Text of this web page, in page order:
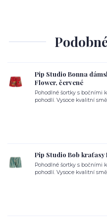
Pip Studio Bonna
Flower, červené
Pohodlné šortky s bočními
pohodlí. Vysoce kvalitní
Pip Studio Bob kraťasy
Pohodlné šortky s bočními
pohodlí. Vysoce kvalitní